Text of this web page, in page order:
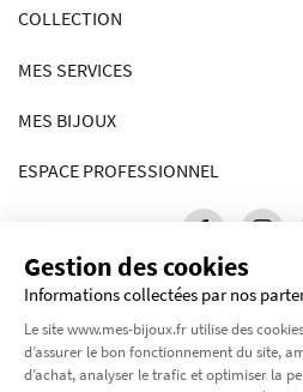
Gestion des cookies
Informations collectées par nos
Le site www.mes-bijoux.fr utilise des
d’assurer le bon fonctionnement du site,
d’achat, analyser le trafic et optimiser la
COLLECTION
MES SERVICES
MES BIJOUX
ESPACE PROFESSIONNEL